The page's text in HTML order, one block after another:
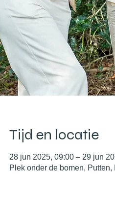
Tijd en locatie
28 jun 2025, 09:00 – 29 jun
Plek onder de bomen,